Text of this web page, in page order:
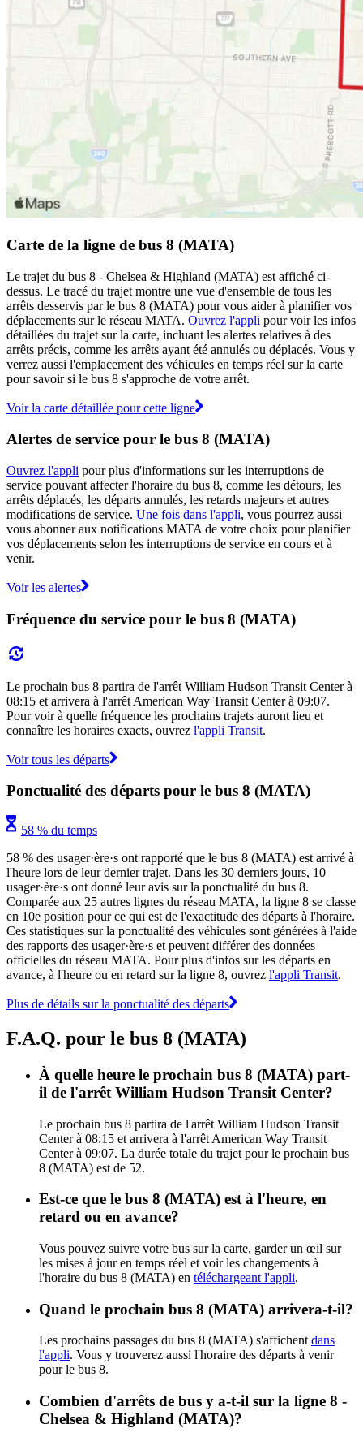
Carte de la ligne de bus 8 (MATA)
Le trajet du bus 8 - Chelsea & Highland (MATA) est affiché ci-
dessus. Le tracé du trajet montre une vue d'ensemble de tous les
arrêts desservis par le bus 8 (MATA) pour vous aider à planifier vos
déplacements sur le réseau MATA. Ouvrez l'appli pour voir les infos
détaillées du trajet sur la carte, incluant les alertes relatives à des
arrêts précis, comme les arrêts ayant été annulés ou déplacés. Vous y
verrez aussi l'emplacement des véhicules en temps réel sur la carte
pour savoir si le bus 8 s'approche de votre arrêt.
Voir la carte détaillée pour cette ligne
Alertes de service pour le bus 8 (MATA)
Ouvrez l'appli pour plus d'informations sur les interruptions de
service pouvant affecter l'horaire du bus 8, comme les détours, les
arrêts déplacés, les départs annulés, les retards majeurs et autres
modifications de service. Une fois dans l'appli, vous pourrez aussi
vous abonner aux notifications MATA de votre choix pour planifier
vos déplacements selon les interruptions de service en cours et à
venir.
Voir les alertes
Fréquence du service pour le bus 8 (MATA)
Le prochain bus 8 partira de l'arrêt William Hudson Transit Center à
08:15 et arrivera à l'arrêt American Way Transit Center à 09:07.
Pour voir à quelle fréquence les prochains trajets auront lieu et
connaître les horaires exacts, ouvrez l'appli Transit.
Voir tous les départs
Ponctualité des départs pour le bus 8 (MATA)
58 % du temps
58 % des usager·ère·s ont rapporté que le bus 8 (MATA) est arrivé à
l'heure lors de leur dernier trajet. Dans les 30 derniers jours, 10
usager·ère·s ont donné leur avis sur la ponctualité du bus 8.
Comparée aux 25 autres lignes du réseau MATA, la ligne 8 se classe
en 10e position pour ce qui est de l'exactitude des départs à l'horaire.
Ces statistiques sur la ponctualité des véhicules sont générées à l'aide
des rapports des usager·ère·s et peuvent différer des données
officielles du réseau MATA. Pour plus d'infos sur les départs en
avance, à l'heure ou en retard sur la ligne 8, ouvrez l'appli Transit.
Plus de détails sur la ponctualité des départs
F.A.Q. pour le bus 8 (MATA)
À quelle heure le prochain bus 8 (MATA) part-
il de l'arrêt William Hudson Transit Center?
Le prochain bus 8 partira de l'arrêt William Hudson Transit
Center à 08:15 et arrivera à l'arrêt American Way Transit
Center à 09:07. La durée totale du trajet pour le prochain bus
8 (MATA) est de 52.
Est-ce que le bus 8 (MATA) est à l'heure, en
retard ou en avance?
Vous pouvez suivre votre bus sur la carte, garder un œil sur
les mises à jour en temps réel et voir les changements à
l'horaire du bus 8 (MATA) en téléchargeant l'appli.
Quand le prochain bus 8 (MATA) arrivera-t-il?
Les prochains passages du bus 8 (MATA) s'affichent dans
l'appli. Vous y trouverez aussi l'horaire des départs à venir
pour le bus 8.
Combien d'arrêts de bus y a-t-il sur la ligne 8 -
Chelsea & Highland (MATA)?